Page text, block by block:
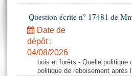
Projets de loi
Propositions de loi
Amendements
Textes adoptés
Histoire
Juniors
Anciennes législatures
Contacts et plan d'accès
Photos libres de droit
Question écrite n° 17481 de
Date de
dépôt :
04/08/2026
bois et forêts - Quelle politique
politique de reboisement après